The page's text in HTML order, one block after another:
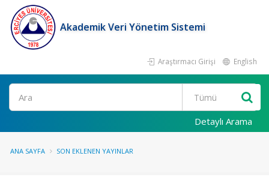
Akademik Veri Yönetim Sistemi
Araştırmacı Girişi English
Ara
Detaylı Arama
ANA SAYFA SON EKLENEN YAYINLAR